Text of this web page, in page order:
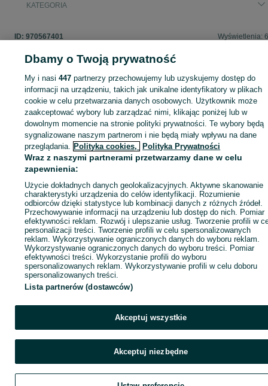
KATEGORIA
ID: 970567401 Wyświetlenia:
Zaloguj się lub załóż konto na OLX, aby skontaktować się z
sprzedającym
Zaloguj się / Załóż konto
Wyślij wiadomość
Dbamy o Twoją prywatność
My i nasi447 partnerzy przechowujemy lub uzyskujemy dostęp do
informacji na urządzeniu, takich jak unikalne identyfikatory w plikach
cookie w celu przetwarzania danych osobowych. Użytkownik może
zaakceptować wybory lub zarządzać nimi, klikając poniżej lub w
dowolnym momencie na stronie polityki prywatności. Te wybory będą
sygnalizowane naszym partnerom i nie będą miały wpływu na dane
przeglądania. Polityka cookies, Polityka Prywatności
Wraz z naszymi partnerami przetwarzamy dane w celu
zapewnienia:
Użycie dokładnych danych geolokalizacyjnych. Aktywne skanowanie
charakterystyki urządzenia do celów identyfikacji. Rozumienie
odbiorców dzięki statystyce lub kombinacji danych z różnych źródeł.
Przechowywanie informacji na urządzeniu lub dostęp do nich. Pomiar
efektywności reklam. Rozwój i ulepszanie usług. Tworzenie profili w
personalizacji treści. Tworzenie profili w celu spersonalizowanych
reklam. Wykorzystywanie ograniczonych danych do wyboru reklam.
Wykorzystywanie ograniczonych danych do wyboru treści. Pomiar
efektywności treści. Wykorzystanie profili do wyboru
spersonalizowanych reklam. Wykorzystywanie profili w celu doboru
spersonalizowanych treści.
Lista partnerów (dostawców)
Akceptuj wszystkie
Akceptuj niezbędne